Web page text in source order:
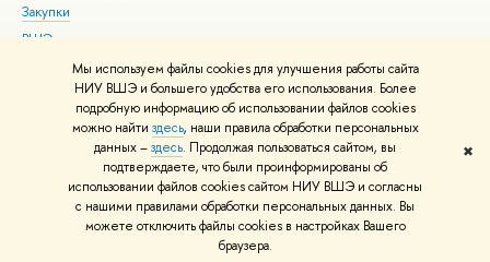
Мы используем файлы cookies для улучшения работы сайта
НИУ ВШЭ и большего удобства его использования. Более
подробную информацию об использовании файлов cookies
можно найти здесь, наши правила обработки персональных
данных –здесь. Продолжая пользоваться сайтом, вы
подтверждаете, что были проинформированы об
использовании файлов cookies сайтом НИУ ВШЭ и согласны
с нашими правилами обработки персональных данных. Вы
можете отключить файлы cookies в настройках Вашего
браузера.
✖
Закупки
ВШЭ для студентов с ограниченными возможностями
здоровья и инвалидностью
Версия для слабовидящих
Единая платежная страница
© НИУ ВШЭ 1993–2026 Адреса и контакты Условия использования
материалов Политика конфиденциальности Карта сайта
Шрифты HSE Sans и HSE Slab разработаны вШколе дизайна НИУ ВШЭ